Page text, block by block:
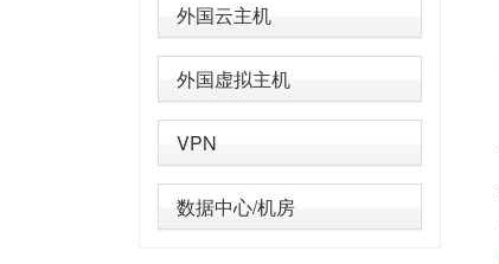
外国云主机
外国虚拟主机
VPN
数据中心/机房